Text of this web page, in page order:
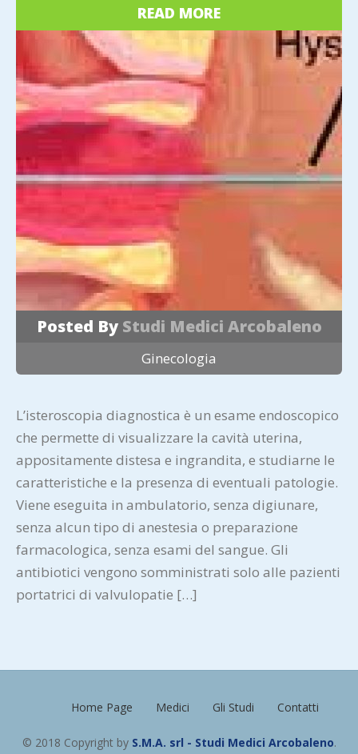
READ MORE
Posted By Studi Medici Arcobaleno
Ginecologia
L’isteroscopia diagnostica è un esame endoscopico
che permette di visualizzare la cavità uterina,
appositamente distesa e ingrandita, e studiarne le
caratteristiche e la presenza di eventuali patologie.
Viene eseguita in ambulatorio, senza digiunare,
senza alcun tipo di anestesia o preparazione
farmacologica, senza esami del sangue. Gli
antibiotici vengono somministrati solo alle pazienti
portatrici di valvulopatie […]
Home Page Medici Gli Studi Contatti
© 2018 Copyright by S.M.A. srl - Studi Medici Arcobaleno.